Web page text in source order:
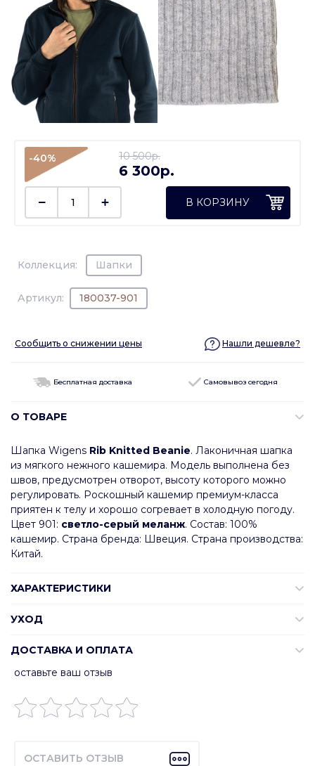
Коллекция: Шапки
Артикул: 180037-901
-40% 10 500p.
6 300p.
В КОРЗИНУ
Сообщить о снижении цены Нашли дешевле?
Бесплатная доставка Самовывоз сегодня
О ТОВАРЕ
Шапка Wigens Rib Knitted Beanie. Лаконичная шапка
из мягкого нежного кашемира. Модель выполнена без
швов, предусмотрен отворот, высоту которого можно
регулировать. Роскошный кашемир премиум-класса
приятен к телу и хорошо согревает в холодную погоду.
Цвет 901: светло-серый меланж. Состав: 100%
кашемир. Страна бренда: Швеция. Страна производства:
Китай.
ХАРАКТЕРИСТИКИ
УХОД
ДОСТАВКА И ОПЛАТА
оставьте ваш отзыв
ОСТАВИТЬ ОТЗЫВ